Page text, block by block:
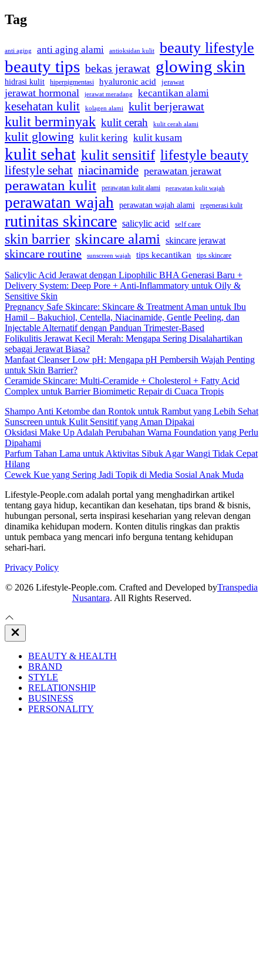
Tag
anti aging anti aging alami antioksidan kulit beauty lifestyle
beauty tips bekas jerawat glowing skin
hidrasi kulit hiperpigmentasi hyaluronic acid jerawat
jerawat hormonal jerawat meradang kecantikan alami
kesehatan kulit kolagen alami kulit berjerawat
kulit berminyak kulit cerah kulit cerah alami
kulit glowing kulit kering kulit kusam
kulit sehat kulit sensitif lifestyle beauty
lifestyle sehat niacinamide perawatan jerawat
perawatan kulit perawatan kulit alami perawatan kulit wajah
perawatan wajah perawatan wajah alami regenerasi kulit
rutinitas skincare salicylic acid self care
skin barrier skincare alami skincare jerawat
skincare routine sunscreen wajah tips kecantikan tips skincare
Salicylic Acid Jerawat dengan Lipophilic BHA Generasi Baru +
Delivery System: Deep Pore + Anti-Inflammatory untuk Oily &
Sensitive Skin
Pregnancy Safe Skincare: Skincare & Treatment Aman untuk Ibu
Hamil – Bakuchiol, Centella, Niacinamide, Gentle Peeling, dan
Injectable Alternatif dengan Panduan Trimester-Based
Folikulitis Jerawat Kecil Merah: Mengapa Sering Disalahartikan
sebagai Jerawat Biasa?
Manfaat Cleanser Low pH: Mengapa pH Pembersih Wajah Penting
untuk Skin Barrier?
Ceramide Skincare: Multi-Ceramide + Cholesterol + Fatty Acid
Complex untuk Barrier Biomimetic Repair di Cuaca Tropis
Shampo Anti Ketombe dan Rontok untuk Rambut yang Lebih Sehat
Sunscreen untuk Kulit Sensitif yang Aman Dipakai
Oksidasi Make Up Adalah Perubahan Warna Foundation yang Perlu
Dipahami
Parfum Tahan Lama untuk Aktivitas Sibuk Agar Wangi Tidak Cepat
Hilang
Cewek Kue yang Sering Jadi Topik di Media Sosial Anak Muda
Lifestyle-People.com adalah portal yang menghadirkan artikel
tentang gaya hidup, kecantikan dan kesehatan, tips brand & bisnis,
hubungan personal, serta inspirasi keseharian yang relevan dengan
dinamika kehidupan modern. Konten ditulis ringkas dan praktis
untuk pembaca yang mencari info berguna tentang kehidupan
sehari-hari.
Privacy Policy
© 2026 Lifestyle-People.com. Crafted and Developed byTranspedia
Nusantara. All Rights Reserved.
Close
Off
BEAUTY & HEALTH
BRAND
STYLE
RELATIONSHIP
BUSINESS
PERSONALITY